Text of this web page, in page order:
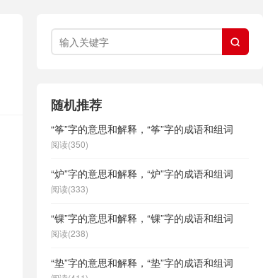

随机推荐
“筝”字的意思和解释，“筝”字的成语和组词
阅读(350)
“炉”字的意思和解释，“炉”字的成语和组词
阅读(333)
“锞”字的意思和解释，“锞”字的成语和组词
阅读(238)
“垫”字的意思和解释，“垫”字的成语和组词